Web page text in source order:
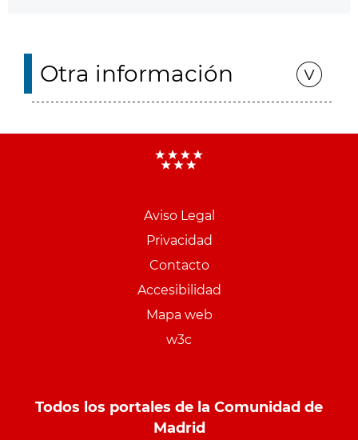
Otra información
Aviso Legal
Privacidad
Contacto
Accesibilidad
Mapa web
w3c
Todos los portales de la Comunidad de
Madrid